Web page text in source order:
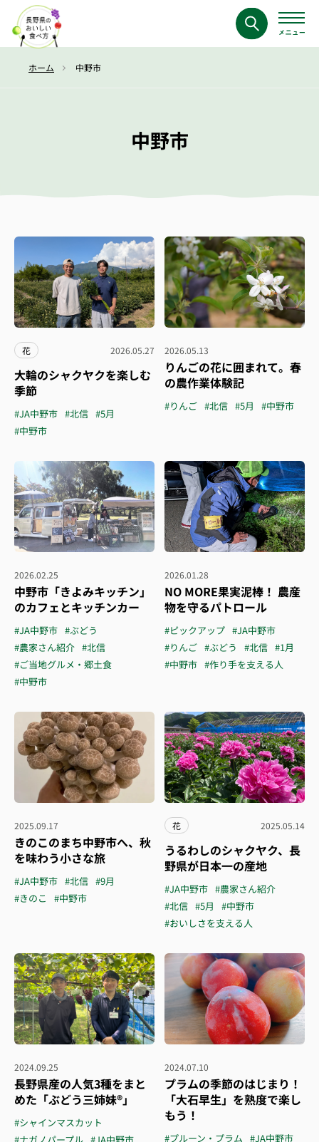
ホーム 中野市
中野市
花 2026.05.27
大輪のシャクヤクを楽しむ
季節
#JA中野市 #北信 #5月
#中野市
2026.05.13
りんごの花に囲まれて。春
の農作業体験記
#りんご #北信 #5月 #中野市
2026.02.25
中野市「きよみキッチン」
のカフェとキッチンカー
#JA中野市 #ぶどう
#農家さん紹介 #北信
#ご当地グルメ・郷土食
#中野市
2026.01.28
NO MORE果実泥棒！ 農産
物を守るパトロール
#ピックアップ #JA中野市
#りんご #ぶどう #北信 #1月
#中野市 #作り手を支える人
2025.09.17
きのこのまち中野市へ、秋
を味わう小さな旅
#JA中野市 #北信 #9月
#きのこ
#中野市
花 2025.05.14
うるわしのシャクヤク、長
野県が日本一の産地
#JA中野市 #農家さん紹介
#北信 #5月
#中野市
#おいしさを支える人
2024.09.25
長野県産の人気3種をまと
めた「ぶどう三姉妹®️」
#シャインマスカット
2024.07.10
プラムの季節のはじまり！
「大石早生」を熟度で楽し
もう！
#プルーン・プラム #JA中野市